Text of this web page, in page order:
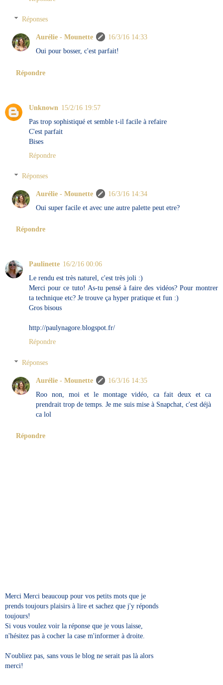
Réponses
Aurélie - Mounette
16/3/16 14:33
Oui pour bosser, c'est parfait!
Répondre
Unknown 15/2/16 19:57
Pas trop sophistiqué et semble t-il facile à refaire
C'est parfait
Bises
Répondre
Réponses
Aurélie - Mounette
16/3/16 14:34
Oui super facile et avec une autre palette peut etre?
Répondre
Paulinette 16/2/16 00:06
Le rendu est très naturel, c'est très joli :)
Merci pour ce tuto! As-tu pensé à faire des vidéos? Pour montrer
ta technique etc? Je trouve ça hyper pratique et fun :)
Gros bisous
http://paulynagore.blogspot.fr/
Répondre
Réponses
Aurélie - Mounette
16/3/16 14:35
Roo non, moi et le montage vidéo, ca fait deux et ca
prendrait trop de temps. Je me suis mise à Snapchat, c'est déjà
ca lol
Répondre
Merci Merci beaucoup pour vos petits mots que je
prends toujours plaisirs à lire et sachez que j'y réponds
toujours!
Si vous voulez voir la réponse que je vous laisse,
n'hésitez pas à cocher la case m'informer à droite.
N'oubliez pas, sans vous le blog ne serait pas là alors
merci!